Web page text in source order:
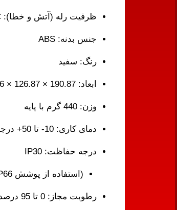
ظرفیت رله (آتش و خطا): NO/NC، حداکثر 2 آمپر در 30 ولت DC
جنس بدنه: ABS
رنگ: سفید
ابعاد: 190.87 × 126.87 × 91.96 میلی‌متر
وزن: 440 گرم با پایه
دمای کاری: 10- تا 50+ درجه سانتی‌گراد
درجه حفاظت: IP30
(استفاده از پوشش IP66 بدون تأیید EN54-12)
رطوبت مجاز: 0 تا 95 درصد بدون میعان